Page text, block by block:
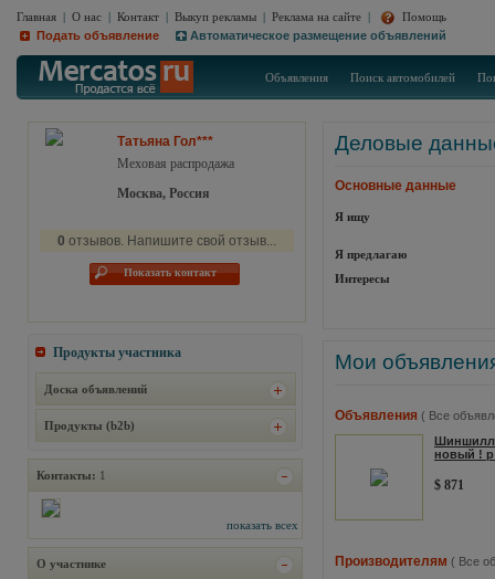
Главная | О нас | Контакт | Выкуп рекламы | Реклама на сайте |
Помощь
Подать объявление
Автоматическое размещение объявлений
Объявления Поиск автомобилей
Татьяна Гол***
Меховая распродажа
Москва, Россия
0 отзывов. Напишите свой отзыв...
Показать контакт
Продукты участника
Доска объявлений
Продукты (b2b)
Контакты: 1
показать всех
О участнике
Деловые
Основные данные
Я ищу
Я предлагаю
Интересы
Мои
Объявления ( Все
новый ! р
$ 871
Производителям ( Все